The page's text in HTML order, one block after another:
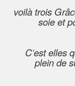
voilà trois
soie et
C’est elles
plein de